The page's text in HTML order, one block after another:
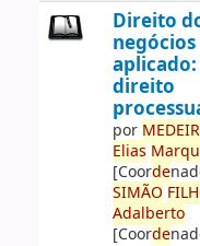
Direito
negócios
direito
por MEDE
Elias
[Coorde
SIMÃO
Adalberto
[Coorde